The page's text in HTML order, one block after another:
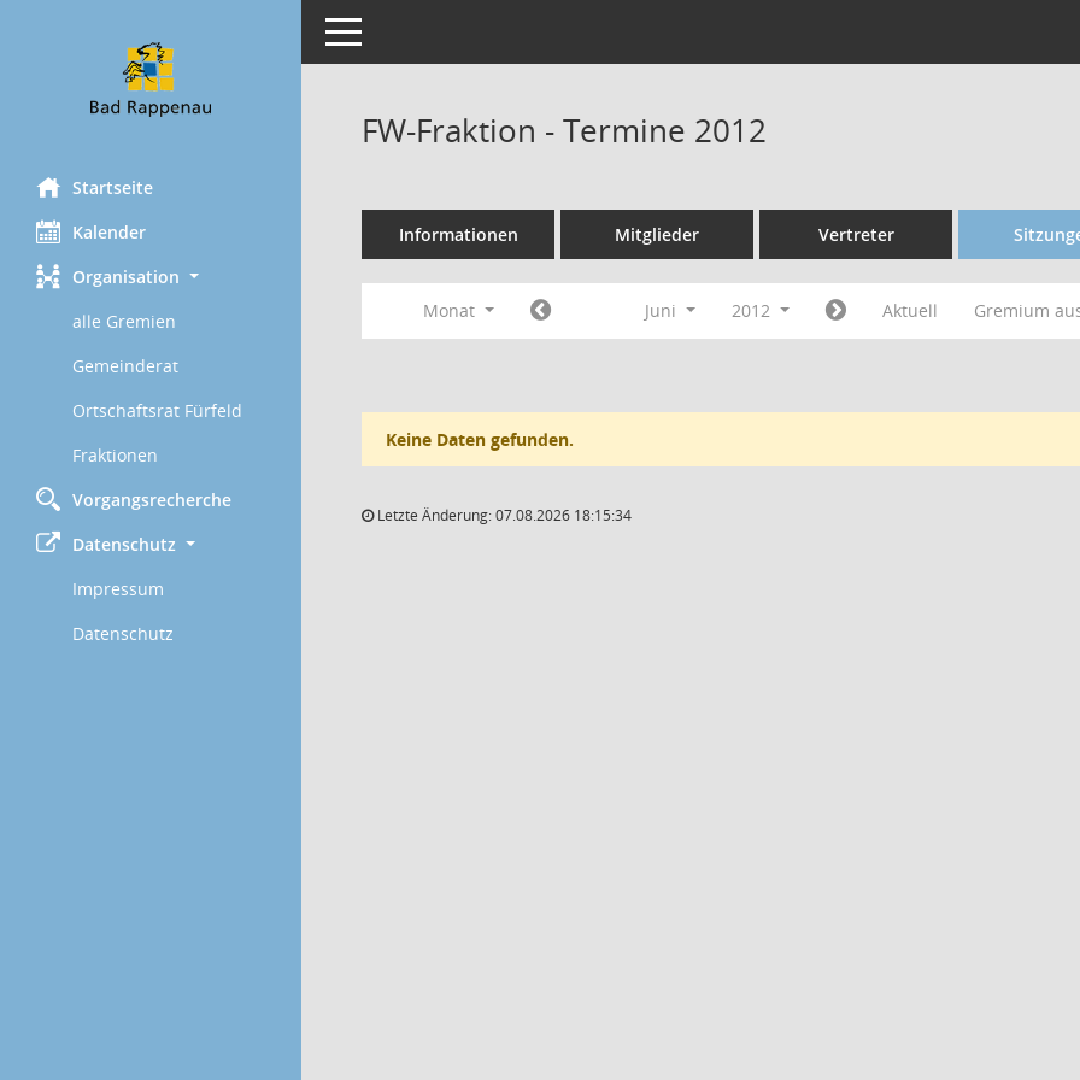
Startseite
Kalender
Organisation
alle Gremien
Gemeinderat
Ortschaftsrat Fürfeld
Fraktionen
Vorgangsrecherche
Datenschutz
Impressum
Datenschutz
Toggle navigation
FW-Fraktion - Termine 2012
Informationen Mitglieder Vertreter
Monat Juni 2012 Aktuell Gremium
Keine Daten gefunden.
Letzte Änderung: 07.08.2026 18:15:34